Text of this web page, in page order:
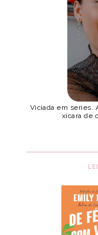
Viciada em series.
xicara de